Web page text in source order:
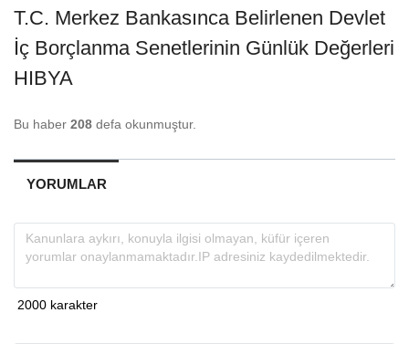
T.C. Merkez Bankasınca Belirlenen Devlet
İç Borçlanma Senetlerinin Günlük Değerleri
HIBYA
Bu haber 208 defa okunmuştur.
YORUMLAR